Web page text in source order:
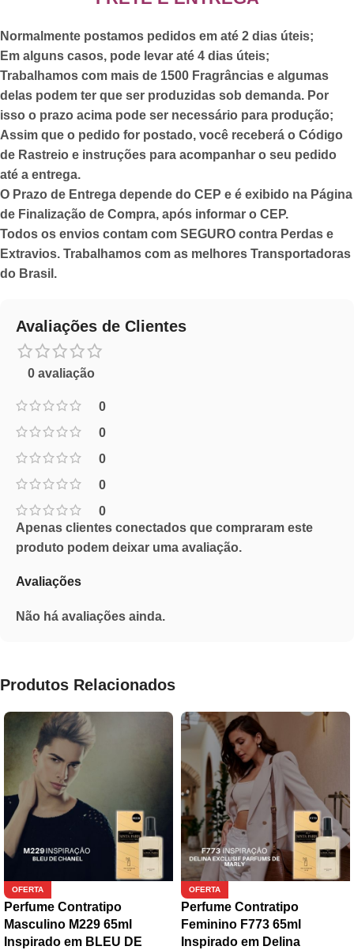
Normalmente postamos pedidos em até 2 dias úteis;
Em alguns casos, pode levar até 4 dias úteis;
Trabalhamos com mais de 1500 Fragrâncias e algumas
delas podem ter que ser produzidas sob demanda. Por
isso o prazo acima pode ser necessário para produção;
Assim que o pedido for postado, você receberá o Código
de Rastreio e instruções para acompanhar o seu pedido
até a entrega.
O Prazo de Entrega depende do CEP e é exibido na Página
de Finalização de Compra, após informar o CEP.
Todos os envios contam com SEGURO contra Perdas e
Extravios. Trabalhamos com as melhores Transportadoras
do Brasil.
Avaliações de Clientes
0 avaliação
0
0
0
0
0
Avaliações
Não há avaliações ainda.
Apenas clientes conectados que compraram este
produto podem deixar uma avaliação.
Produtos Relacionados
OFERTA
Perfume Contratipo
Masculino M229 65ml
Inspirado em BLEU DE
OFERTA
Perfume Contratipo
Feminino F773 65ml
Inspirado em Delina